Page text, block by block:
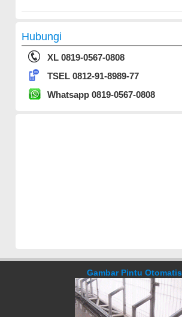
Hubungi
XL 0819-0567-0808
TSEL 0812-91-8989-77
Whatsapp 0819-0567-0808
Gambar Pintu Otomatis